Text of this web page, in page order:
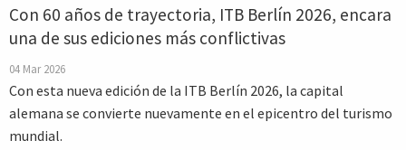
Con 60 años de trayectoria, ITB Berlín 2026, encara
una de sus ediciones más conflictivas
04 Mar 2026
Con esta nueva edición de la ITB Berlín 2026, la capital
alemana se convierte nuevamente en el epicentro del turismo
mundial.